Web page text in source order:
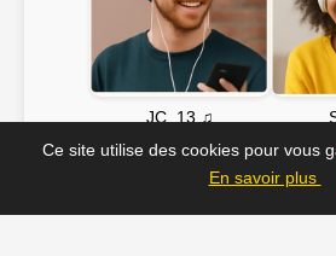
JC_13 ♫
📸 Tu veux apparaître ici ?
contact@radio-
Ce site utilise des cookies pour vous
En savoir plus